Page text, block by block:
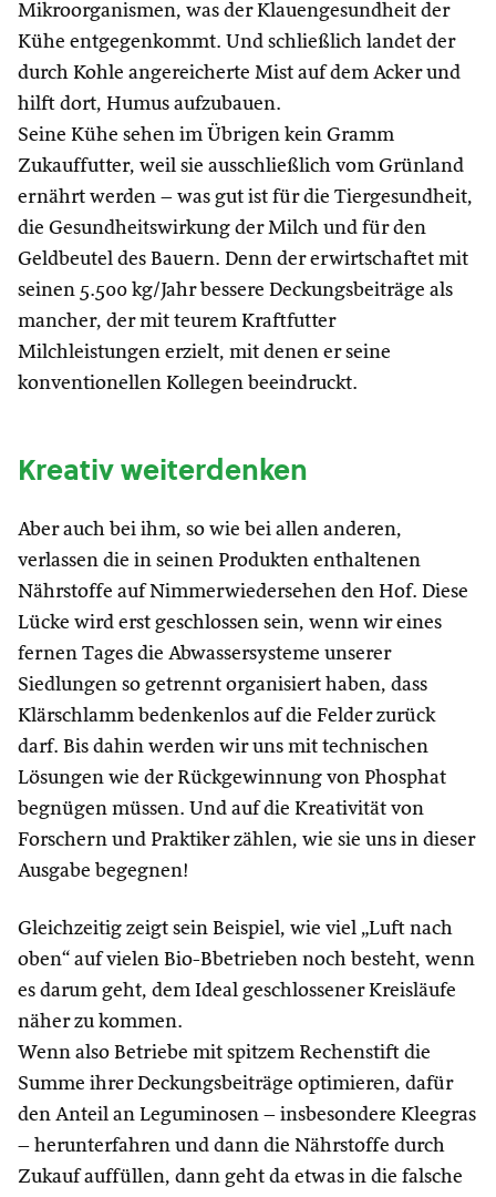
Mikroorganismen, was der Klauengesundheit der
Kühe entgegenkommt. Und schließlich landet der
durch Kohle angereicherte Mist auf dem Acker und
hilft dort, Humus aufzubauen.
Seine Kühe sehen im Übrigen kein Gramm
Zukauffutter, weil sie ausschließlich vom Grünland
ernährt werden – was gut ist für die Tiergesundheit,
die Gesundheitswirkung der Milch und für den
Geldbeutel des Bauern. Denn der erwirtschaftet mit
seinen 5.500 kg/Jahr bessere Deckungsbeiträge als
mancher, der mit teurem Kraftfutter
Milchleistungen erzielt, mit denen er seine
konventionellen Kollegen beeindruckt.
Kreativ weiterdenken
Aber auch bei ihm, so wie bei allen anderen,
verlassen die in seinen Produkten enthaltenen
Nährstoffe auf Nimmerwiedersehen den Hof. Diese
Lücke wird erst geschlossen sein, wenn wir eines
fernen Tages die Abwassersysteme unserer
Siedlungen so getrennt organisiert haben, dass
Klärschlamm bedenkenlos auf die Felder zurück
darf. Bis dahin werden wir uns mit technischen
Lösungen wie der Rückgewinnung von Phosphat
begnügen müssen. Und auf die Kreativität von
Forschern und Praktiker zählen, wie sie uns in dieser
Ausgabe begegnen!
Gleichzeitig zeigt sein Beispiel, wie viel „Luft nach
oben“ auf vielen Bio-Bbetrieben noch besteht, wenn
es darum geht, dem Ideal geschlossener Kreisläufe
näher zu kommen.
Wenn also Betriebe mit spitzem Rechenstift die
Summe ihrer Deckungsbeiträge optimieren, dafür
den Anteil an Leguminosen – insbesondere Kleegras
– herunterfahren und dann die Nährstoffe durch
Zukauf auffüllen, dann geht da etwas in die falsche